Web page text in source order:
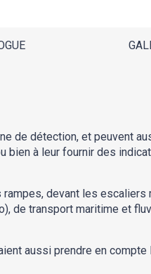
de détection, et peuvent
bien à leur fournir des
devant les escaliers
de transport maritime et
aussi prendre en